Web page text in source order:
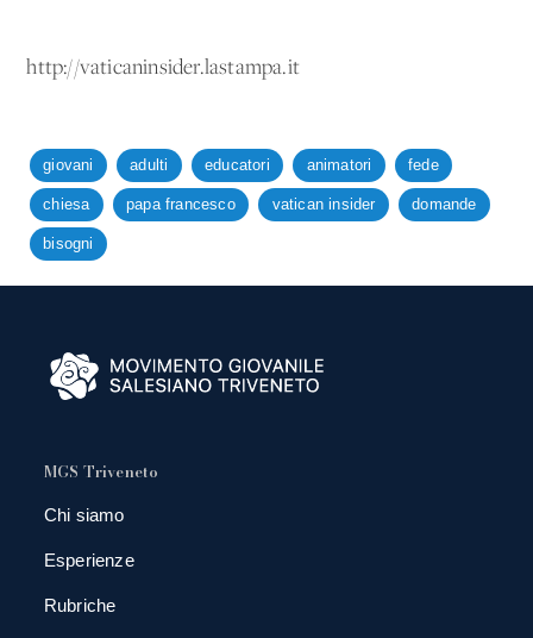
http://vaticaninsider.lastampa.it
giovani adulti educatori animatori fede
chiesa papa francesco vatican insider domande
bisogni
MGS Triveneto
Chi siamo
Esperienze
Rubriche